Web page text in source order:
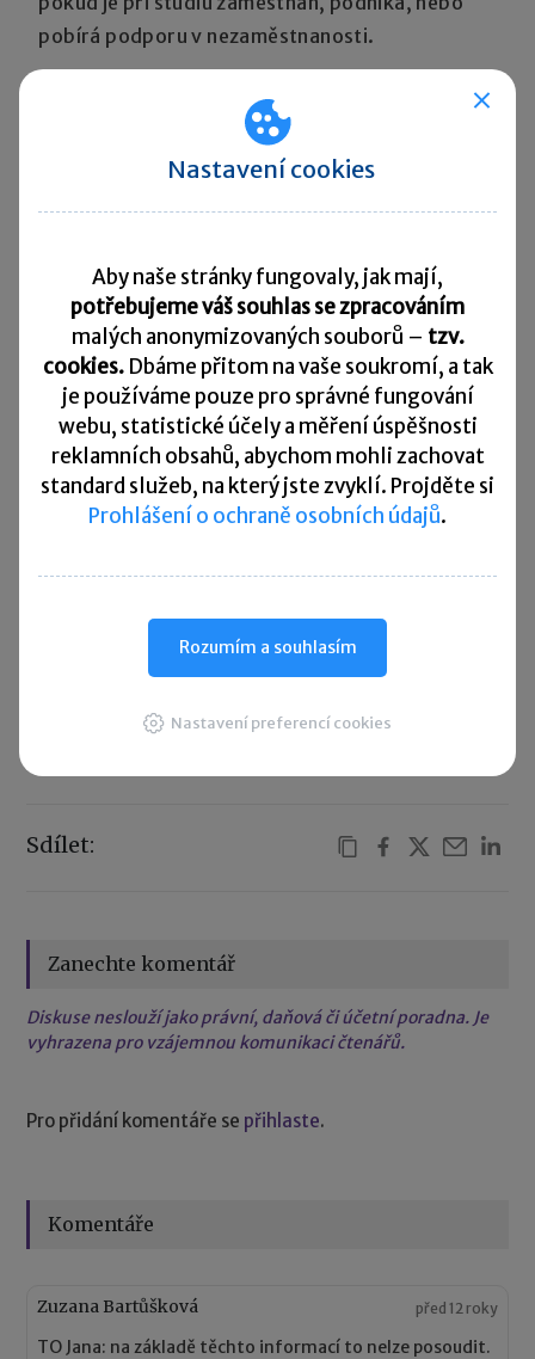
pobírá podporu v nezaměstnanosti.
Daňový nerezident může u zaměstnavatele
měsíčně uplatňovatpouze slevu na poplatníka
podmínky, že příjmy z ČRčiní 90 % všech jeho
celosvětových příjmů(s výjimkou příjmů, které
nejsou předmětem daně nebo jsou od daně
osvobozeny či byly zdaněny srážkovou daní).
Související článek:
Daňové zvýhodnění na dítě
Sdílet:
Zanechte komentář
Diskuse neslouží jako právní, daňová či účetní poradna. Je
vyhrazena pro vzájemnou komunikaci čtenářů.
Pro přidání komentáře se přihlaste.
Komentáře
Zuzana Bartůšková před 12 roky
TO Jana: na základě těchto informací to nelze posoudit.
Nastavení cookies
Aby naše stránky fungovaly, jak mají,
potřebujeme váš souhlas se zpracováním
malých anonymizovaných souborů – tzv.
cookies. Dbáme přitom na vaše soukromí, a tak
je používáme pouze pro správné fungování
webu, statistické účely a měření úspěšnosti
reklamních obsahů, abychom mohli zachovat
standard služeb, na který jste zvyklí. Projděte si
Prohlášení o ochraně osobních údajů.
Rozumím a souhlasím
Nastavení preferencí cookies